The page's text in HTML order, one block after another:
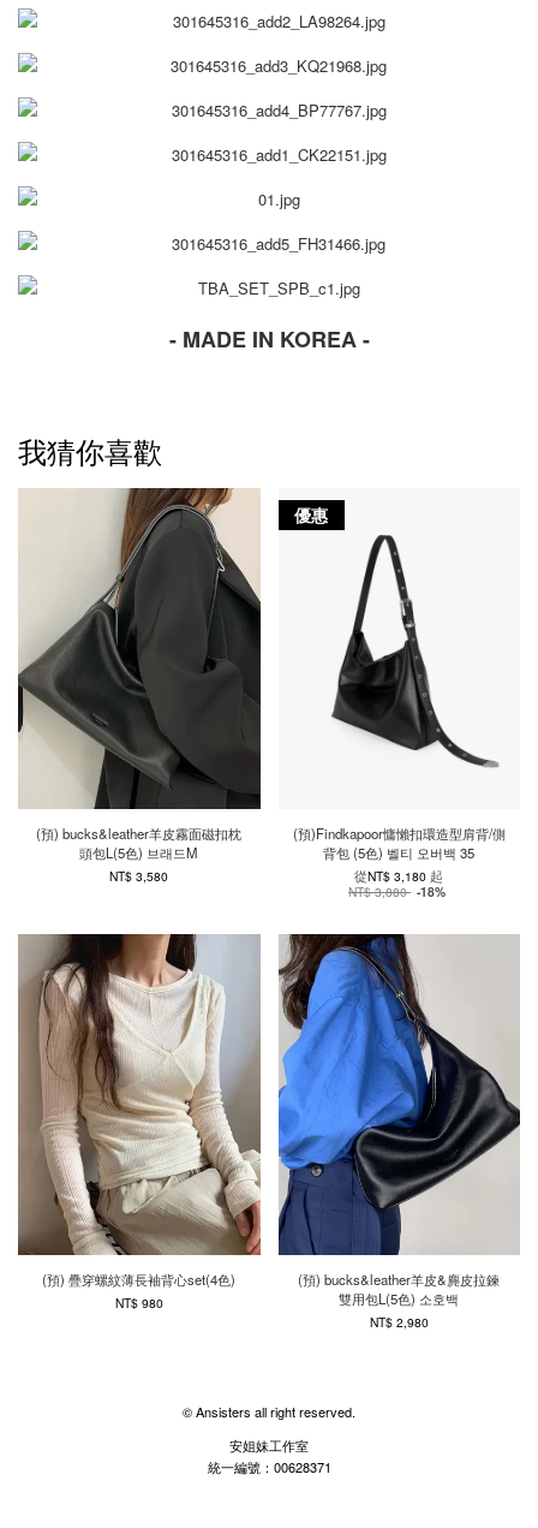
- MADE IN KOREA -
我猜你喜歡
(預) bucks&leather羊皮霧面磁扣枕
頭包L(5色) 브래드M
NT$ 3,580
優惠
(預)Findkapoor慵懶扣環造型肩背/側
背包 (5色) 벨티 오버백 35
從NT$ 3,180起
NT$ 3,880 -18%
(預) 疊穿螺紋薄長袖背心set(4色)
NT$ 980
(預) bucks&leather羊皮&麂皮拉鍊
雙用包L(5色) 소호백
NT$ 2,980
© Ansisters all right reserved.
安姐妹工作室
統一編號：00628371